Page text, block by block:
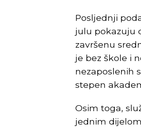
Posljednji
julu pokazuju
završenu
je bez škole i
nezaposlenih
stepen
Osim toga,
jednim